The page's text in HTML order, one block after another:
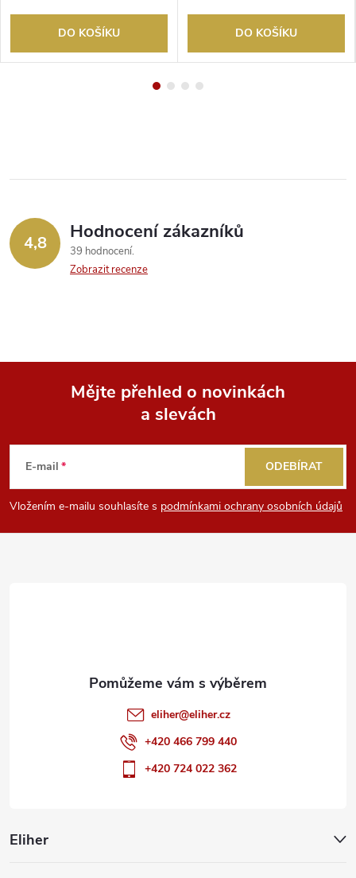
DO KOŠÍKU DO KOŠÍKU
4,8 Hodnocení zákazníků
39 hodnocení
Zobrazit recenze
p
Mějte přehled o novinkách
a slevách
E-mail
Vložením e-mailu souhlasíte s podmínkami ochrany osobních údajů
ODEBÍRAT
Eliher
eliher@eliher.cz
+420 466 799 440
+420 724 022 362